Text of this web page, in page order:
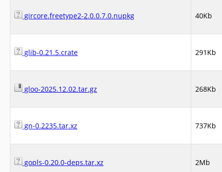
gircore.freetype2-2.0.0.7.0.nupkg 40Kb
glib-0.21.5.crate 291Kb
gloo-2025.12.02.tar.gz 268Kb
gn-0.2235.tar.xz 737Kb
gopls-0.20.0-deps.tar.xz 2Mb